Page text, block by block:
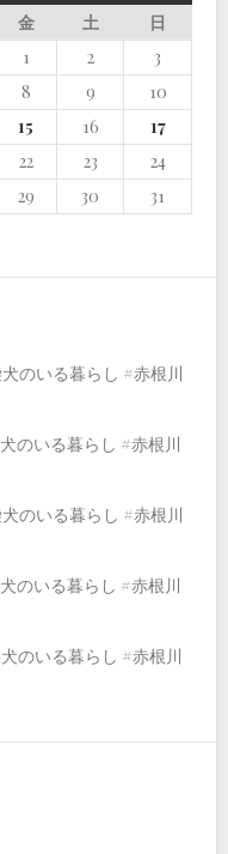
金 土
日
1
2
3
8 9
10
15 16
17
22 23
24
29 30
31
のいる暮らし #赤根川
のいる暮らし #赤根川
のいる暮らし #赤根川
のいる暮らし #赤根川
のいる暮らし #赤根川